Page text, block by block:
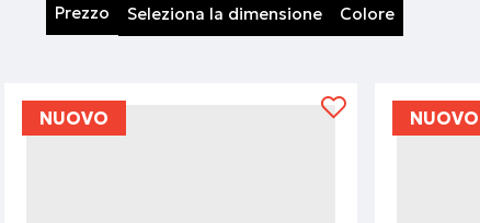
Prezzo Seleziona la dimensione Colore
NUOVO NUOVO